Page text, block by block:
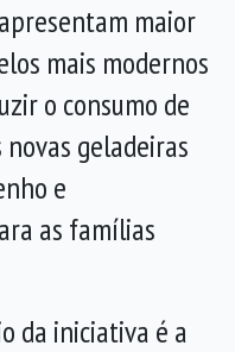
maior
mais modernos
o consumo de
geladeiras
e
as famílias
da iniciativa é a